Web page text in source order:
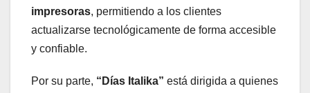
impresoras, permitiendo a los clientes
actualizarse tecnológicamente de forma accesible
y confiable.
Por su parte, “Días Italika” está dirigida a quienes